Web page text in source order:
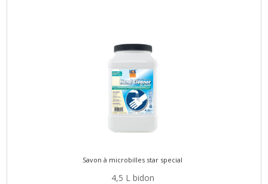
Savon à microbilles star special
4,5 L bidon